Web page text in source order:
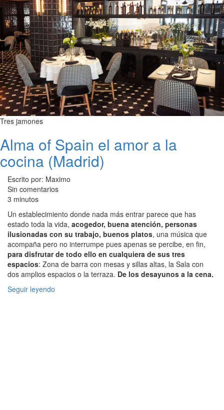
Tres jamones
Alma of Spain el amor a la
cocina (Madrid)
Escrito por: Maximo
Sin comentarios
3 minutos
Un establecimiento donde nada más entrar parece que has
estado toda la vida, acogedor, buena atención, personas
ilusionadas con su trabajo, buenos platos, una música que
acompaña pero no interrumpe pues apenas se percibe, en fin,
para disfrutar de todo ello en cualquiera de sus tres
espacios: Zona de barra con mesas y sillas altas, la Sala con
dos amplios espacios o la terraza. De los desayunos a la cena.
Seguir leyendo